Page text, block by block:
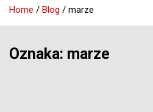
Home Blog marze
Oznaka: marze